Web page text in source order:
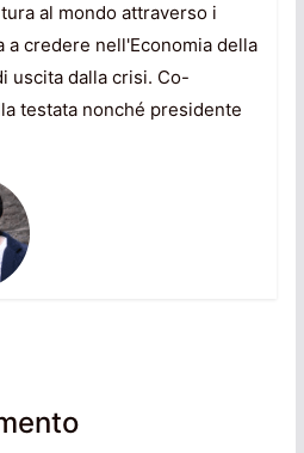
al mondo attraverso i
a credere nell'Economia della
uscita dalla crisi. Co-
testata nonché presidente